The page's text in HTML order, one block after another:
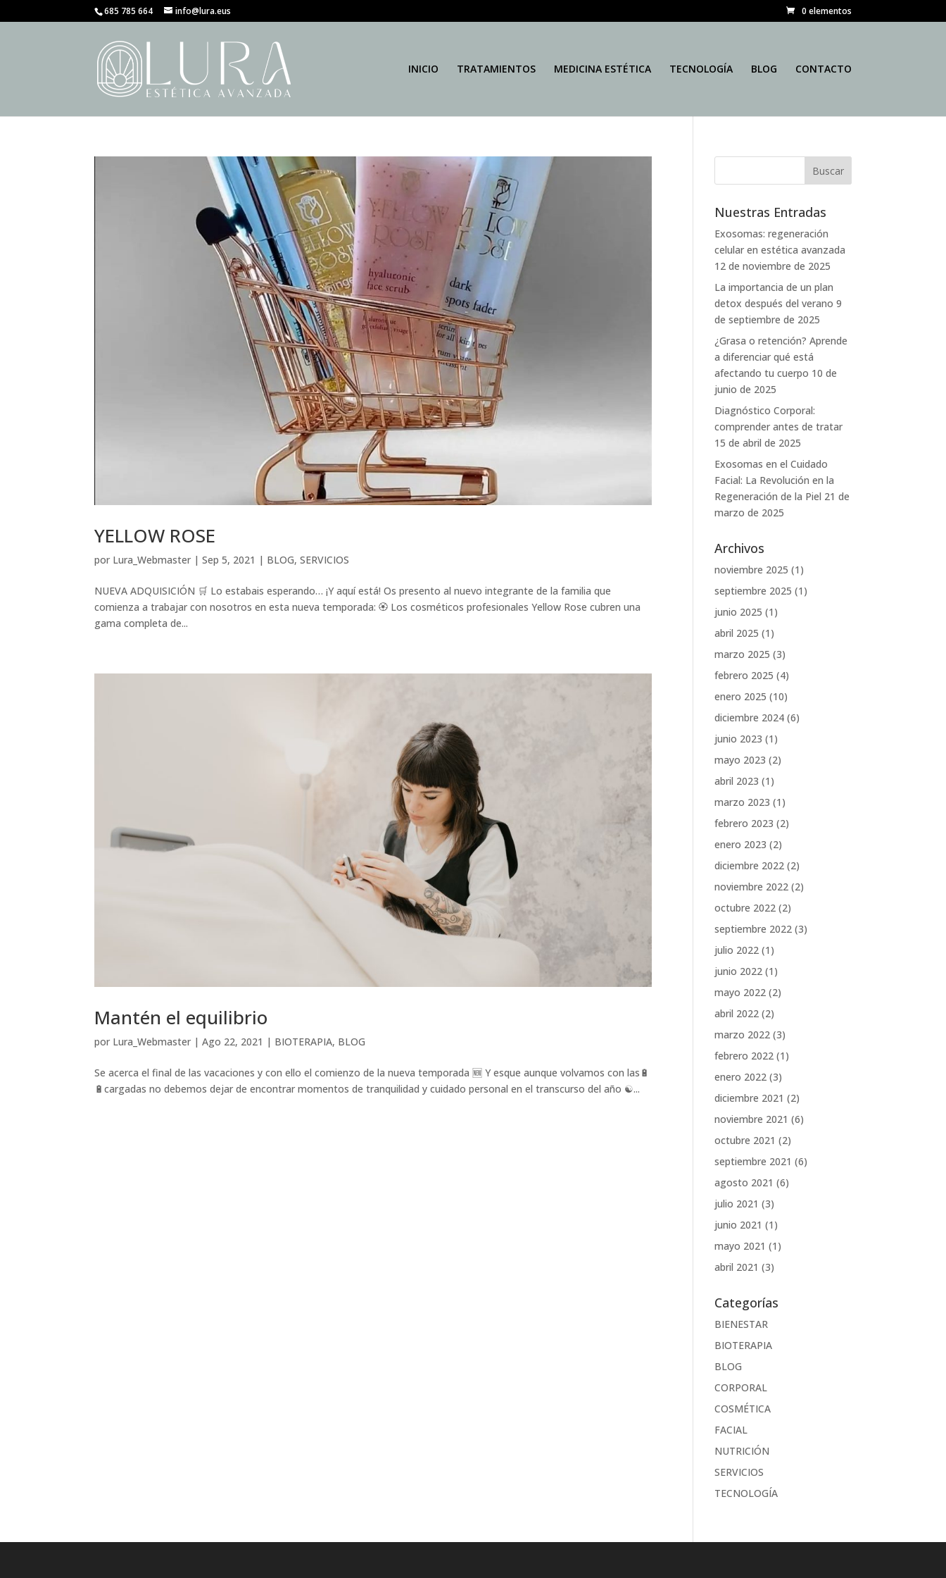
685 785 664 info@lura.eus 0 elementos
INICIO TRATAMIENTOS MEDICINA ESTÉTICA TECNOLOGÍA BLOG CONTACTO
YELLOW ROSE
por Lura_Webmaster |Sep 5, 2021 | BLOG,SERVICIOS
NUEVA ADQUISICIÓN 🛒 Lo estabais esperando… ¡Y aquí está! Os presento al nuevo integrante de la familia que
comienza a trabajar con nosotros en esta nueva temporada: 🏵️ Los cosméticos profesionales Yellow Rose cubren una
gama completa de...
Mantén el equilibrio
por Lura_Webmaster |Ago 22, 2021 | BIOTERAPIA, BLOG
Se acerca el final de las vacaciones y con ello el comienzo de la nueva temporada 🆕 Y esque aunque volvamos con las🔋
🔋cargadas no debemos dejar de encontrar momentos de tranquilidad y cuidado personal en el transcurso del año ☯️...
Nuestras Entradas
Exosomas: regeneración
celular en estética avanzada
12 de noviembre de 2025
La importancia de un plan
detox después del verano 9
de septiembre de 2025
¿Grasa o retención? Aprende
a diferenciar qué está
afectando tu cuerpo 10 de
junio de 2025
Diagnóstico Corporal:
comprender antes de tratar
15 de abril de 2025
Exosomas en el Cuidado
Facial: La Revolución en la
Regeneración de la Piel 21 de
marzo de 2025
Archivos
noviembre 2025 (1)
septiembre 2025 (1)
junio 2025 (1)
abril 2025 (1)
marzo 2025 (3)
febrero 2025 (4)
enero 2025 (10)
diciembre 2024 (6)
junio 2023 (1)
mayo 2023 (2)
abril 2023 (1)
marzo 2023 (1)
febrero 2023 (2)
enero 2023 (2)
diciembre 2022 (2)
noviembre 2022 (2)
octubre 2022 (2)
septiembre 2022 (3)
julio 2022 (1)
junio 2022 (1)
mayo 2022 (2)
abril 2022 (2)
marzo 2022 (3)
febrero 2022 (1)
enero 2022 (3)
diciembre 2021 (2)
noviembre 2021 (6)
octubre 2021 (2)
septiembre 2021 (6)
agosto 2021 (6)
julio 2021 (3)
junio 2021 (1)
mayo 2021 (1)
abril 2021 (3)
Categorías
BIENESTAR
BIOTERAPIA
BLOG
CORPORAL
COSMÉTICA
FACIAL
NUTRICIÓN
SERVICIOS
TECNOLOGÍA